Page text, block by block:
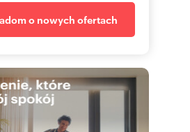
o nowych ofertach